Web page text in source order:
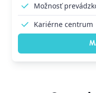
Možnosť
Kariérne centrum